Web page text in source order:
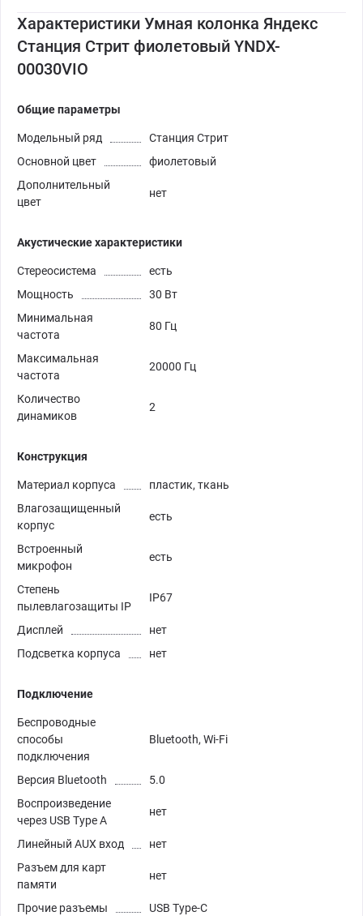
Характеристики Умная колонка Яндекс
Станция Стрит фиолетовый YNDX-
00030VIO
Общие параметры
Модельный ряд
Станция Стрит
Основной цвет
фиолетовый
Дополнительный
цвет
нет
Акустические характеристики
Стереосистема
есть
Мощность
30 Вт
Минимальная
частота
80 Гц
Максимальная
частота
20000 Гц
Количество
динамиков
2
Конструкция
Материал корпуса
пластик, ткань
Влагозащищенный
корпус
есть
Встроенный
микрофон
есть
Степень
пылевлагозащиты IP
IP67
Дисплей
нет
Подсветка корпуса
нет
Подключение
Беспроводные
способы
подключения
Bluetooth, Wi-Fi
Версия Bluetooth
5.0
Воспроизведение
через USB Type A
нет
Линейный AUX вход
нет
Разъем для карт
памяти
нет
Прочие разъемы USB Type-C